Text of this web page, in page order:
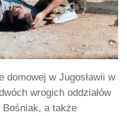
domowej w Jugosławii w
wrogich oddziałów
Bośniak, a także